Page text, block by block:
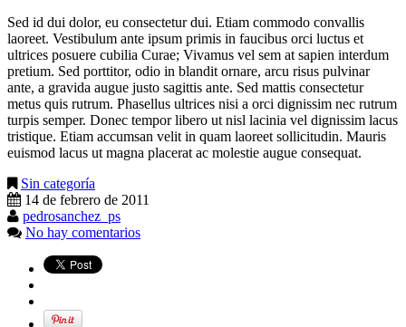
Sed id dui dolor, eu consectetur dui. Etiam commodo convallis
laoreet. Vestibulum ante ipsum primis in faucibus orci luctus et
ultrices posuere cubilia Curae; Vivamus vel sem at sapien interdum
pretium. Sed porttitor, odio in blandit ornare, arcu risus pulvinar
ante, a gravida augue justo sagittis ante. Sed mattis consectetur
metus quis rutrum. Phasellus ultrices nisi a orci dignissim nec rutrum
turpis semper. Donec tempor libero ut nisl lacinia vel dignissim lacus
tristique. Etiam accumsan velit in quam laoreet sollicitudin. Mauris
euismod lacus ut magna placerat ac molestie augue consequat.
Sin categoría
14 de febrero de 2011
pedrosanchez_ps
No hay comentarios